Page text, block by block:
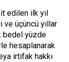
edilen ilk yıl
üçüncü yıllar
bedel yüzde
hesaplanarak
irtifak hakkı